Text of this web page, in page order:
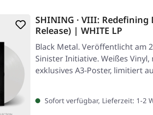
SHINING · VIII: Redefining
Release) | WHITE LP
Black Metal. Veröffentlicht am
Sinister Initiative. Weißes
exklusives A3-Poster, limitiert
Sofort verfügbar, Lieferzeit: 1-2